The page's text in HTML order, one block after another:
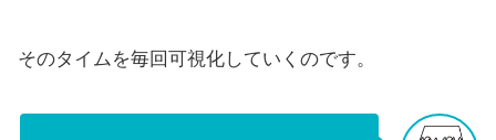
そのタイムを毎回可視化していくのです。